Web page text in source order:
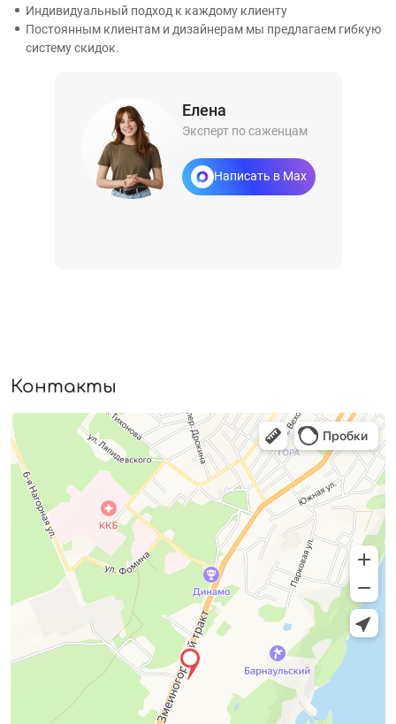
Индивидуальный подход к каждому клиенту
Постоянным клиентам и дизайнерам мы предлагаем гибкую
систему скидок.
Елена
Эксперт по саженцам
Написать в Max
Контакты